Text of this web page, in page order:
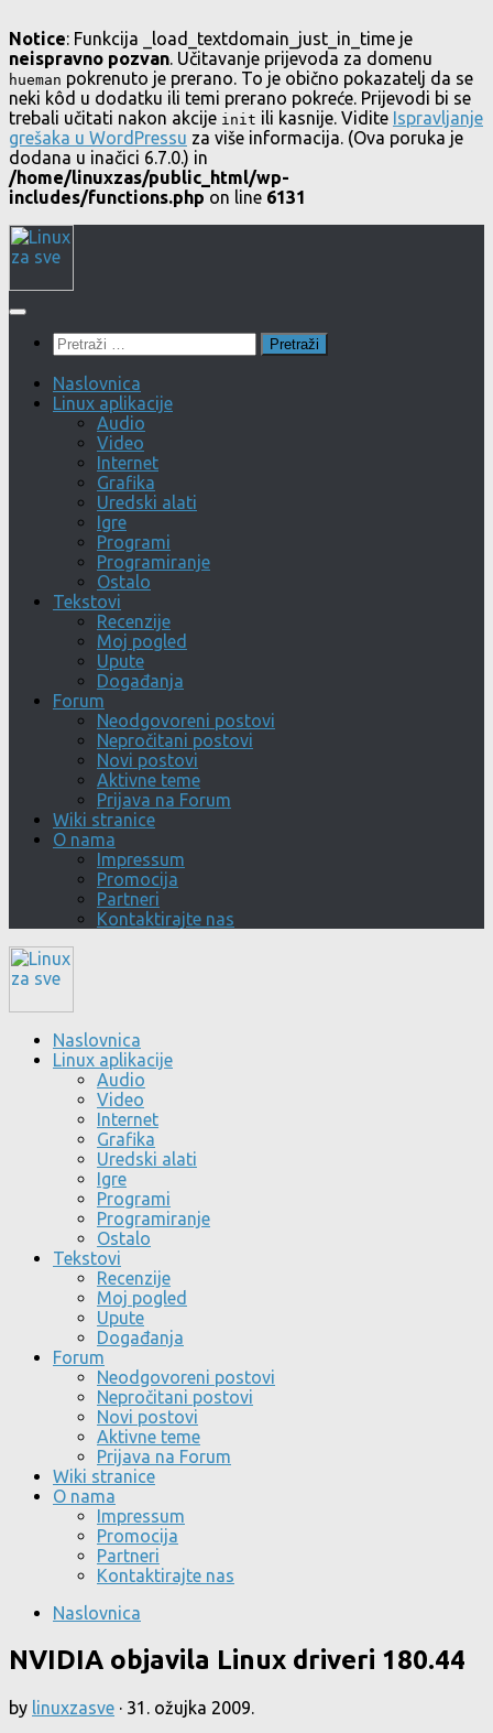
Notice: Funkcija _load_textdomain_just_in_time je
neispravno pozvan. Učitavanje prijevoda za domenu
hueman pokrenuto je prerano. To je obično pokazatelj da se
neki kôd u dodatku ili temi prerano pokreće. Prijevodi bi se
trebali učitati nakon akcije init ili kasnije. Vidite Ispravljanje
grešaka u WordPressu za više informacija. (Ova poruka je
dodana u inačici 6.7.0.) in
/home/linuxzas/public_html/wp-
includes/functions.php on line 6131
Skip
to
Pretraži:
Naslovnica
Linux aplikacije
Audio
Video
Internet
Grafika
Uredski alati
Igre
Programi
Programiranje
Ostalo
Tekstovi
Recenzije
Moj pogled
Upute
Događanja
Forum
Neodgovoreni postovi
Nepročitani postovi
Novi postovi
Aktivne teme
Prijava na Forum
Wiki stranice
O nama
Impressum
Promocija
Partneri
Kontaktirajte nas
Naslovnica
Linux aplikacije
Audio
Video
Internet
Grafika
Uredski alati
Igre
Programi
Programiranje
Ostalo
Tekstovi
Recenzije
Moj pogled
Upute
Događanja
Forum
Neodgovoreni postovi
Nepročitani postovi
Novi postovi
Aktivne teme
Prijava na Forum
Wiki stranice
O nama
Impressum
Promocija
Partneri
Kontaktirajte nas
Naslovnica
NVIDIA objavila Linux driveri 180.44
by linuxzasve · 31. ožujka 2009.